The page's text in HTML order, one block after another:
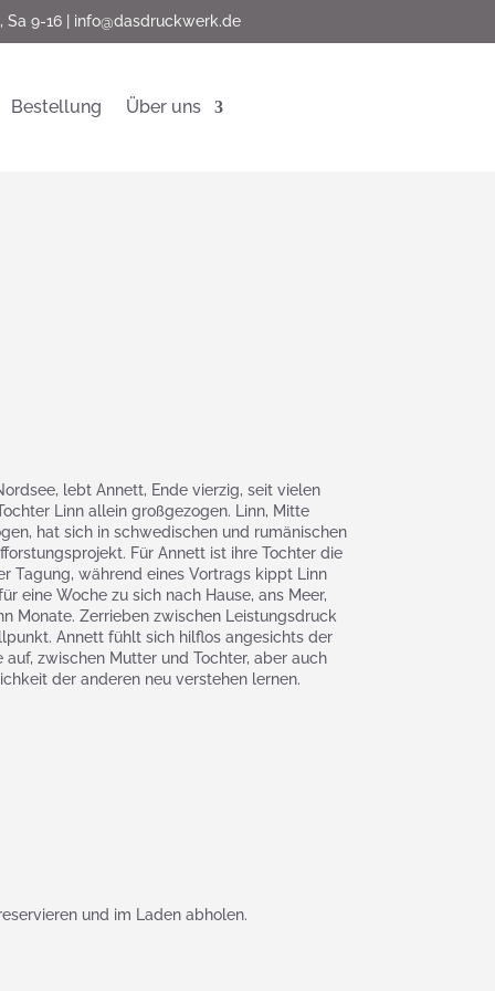
9-16 | info@dasdruckwerk.de
Bestellung Über uns
lebt Annett, Ende vierzig, seit vielen
Linn allein großgezogen. Linn, Mitte
hat sich in schwedischen und rumänischen
Für Annett ist ihre Tochter die
Tagung, während eines Vortrags kippt Linn
eine Woche zu sich nach Hause, ans Meer,
Monate. Zerrieben zwischen Leistungsdruck
Annett fühlt sich hilflos angesichts der
zwischen Mutter und Tochter, aber auch
der anderen neu verstehen lernen.
und im Laden abholen.